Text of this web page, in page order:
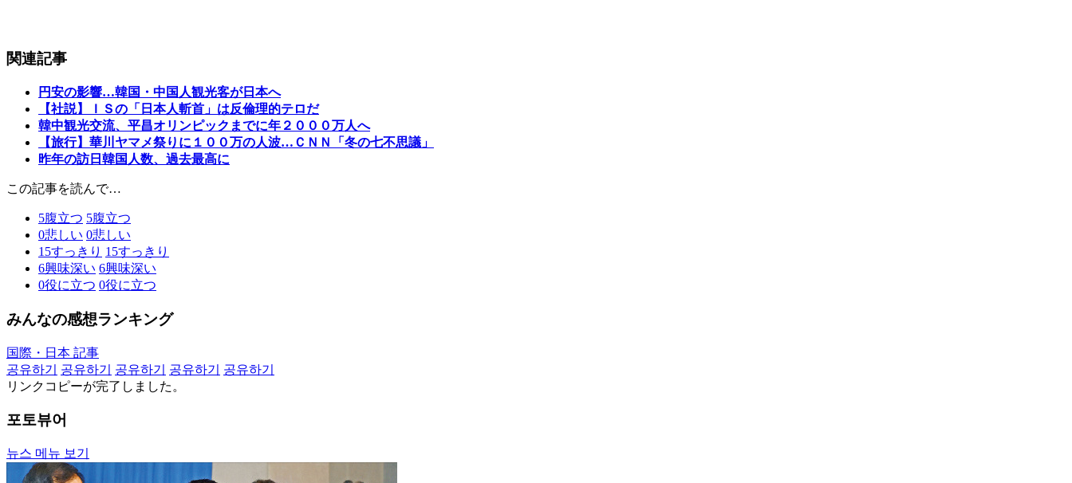
関連記事
円安の影響…韓国・中国人観光客が日本へ
【社説】ＩＳの「日本人斬首」は反倫理的テロだ
韓中観光交流、平昌オリンピックまでに年２０００万人へ
【旅行】華川ヤマメ祭りに１００万の人波…ＣＮＮ「冬の七不思議」
昨年の訪日韓国人数、過去最高に
この記事を読んで…
5腹立つ 5腹立つ
0悲しい 0悲しい
15すっきり 15すっきり
6興味深い 6興味深い
0役に立つ 0役に立つ
みんなの感想ランキング
国際・日本 記事
공유하기
공유하기 공유하기 공유하기
공유하기
リンクコピーが完了しました。
포토뷰어
뉴스 메뉴 보기